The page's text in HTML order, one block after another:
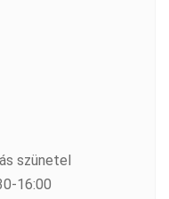
szünetel
16:00